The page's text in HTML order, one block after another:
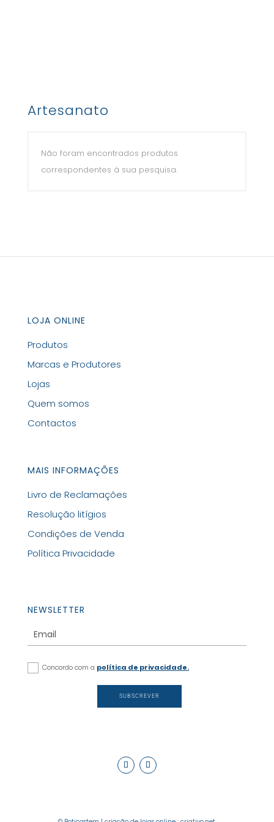
Artesanato
Não foram encontrados produtos
correspondentes à sua pesquisa.
LOJA ONLINE
Produtos
Marcas e Produtores
Lojas
Quem somos
Contactos
MAIS INFORMAÇÕES
Livro de Reclamações
Resolução litígios
Condições de Venda
Política Privacidade
NEWSLETTER
Concordo com a política de privacidade.
SUBSCREVER